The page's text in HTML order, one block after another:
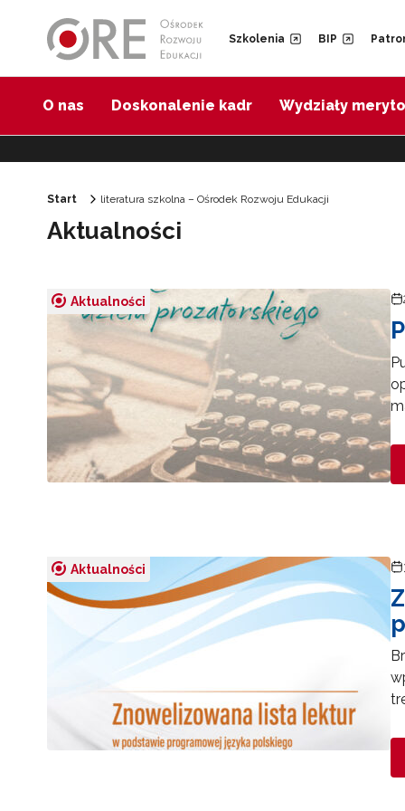
Szkolenia BIP
O nas Doskonalenie kadr Wydziały
Start literatura szkolna – Ośrodek Rozwoju Edukacji
Aktualności
Aktualności
Aktualności